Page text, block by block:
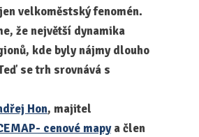
velkoměstský fenomén.
že největší dynamika
kde byly nájmy dlouho
se trh srovnává s
Hon, majitel
cenové mapya člen